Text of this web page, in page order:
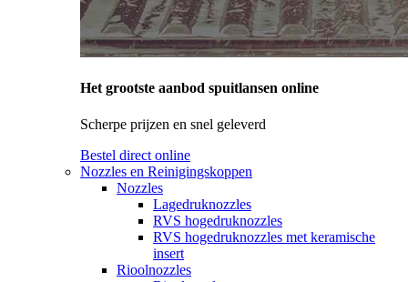
Het grootste aanbod spuitlansen online
Scherpe prijzen en snel geleverd
Bestel direct online
Nozzles en Reinigingskoppen
Nozzles
Lagedruknozzles
RVS hogedruknozzles
RVS hogedruknozzles met keramische
insert
Rioolnozzles